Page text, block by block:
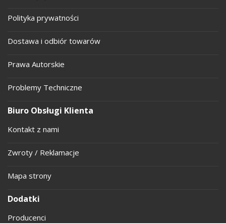
Polityka prywatności
Dostawa i odbiór towarów
Prawa Autorskie
Problemy Techniczne
Biuro Obsługi Klienta
Kontakt z nami
Zwroty / Reklamacje
Mapa strony
Dodatki
Producenci